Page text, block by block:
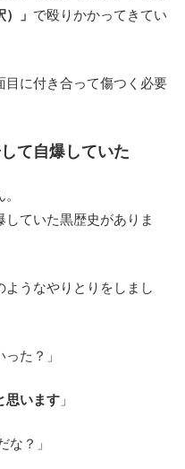
」 で殴りかかってきてい
目に付き合って傷つく必要
て自爆していた
ていた黒歴史がありま
うなやりとりをしまし
た？」
思います 」
な？」